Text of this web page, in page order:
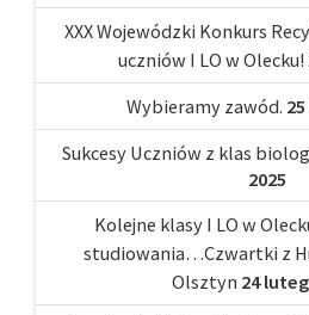
XXX Wojewódzki Konkurs
uczniów I LO w Olecku!
Wybieramy zawód.
Sukcesy Uczniów z klas
2025
Kolejne klasy I LO w
studiowania…Czwartki z
Olsztyn 24